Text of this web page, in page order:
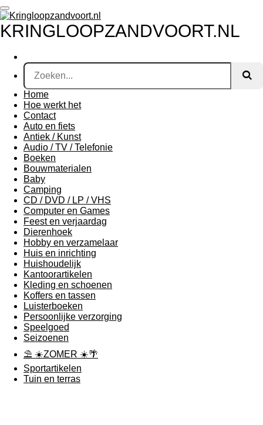
Ga
direct
naar
KRINGLOOPZANDVOORT.NL
Home
Hoe werkt het
Contact
Auto en fiets
Antiek / Kunst
Audio / TV / Telefonie
Boeken
Bouwmaterialen
Baby
Camping
CD / DVD / LP / VHS
Computer en Games
Feest en verjaardag
Dierenhoek
Hobby en verzamelaar
Huis en inrichting
Huishoudelijk
Kantoorartikelen
Kleding en schoenen
Koffers en tassen
Luisterboeken
Persoonlijke verzorging
Speelgoed
Seizoenen
⛱ ☀️ZOMER ☀️🌴
Sportartikelen
Tuin en terras